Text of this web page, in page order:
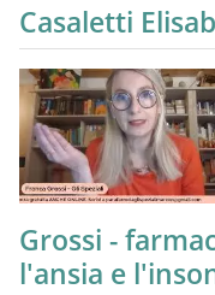
Casaletti
Grossi -
l'ansia e